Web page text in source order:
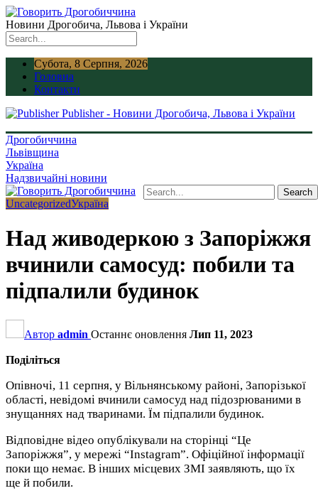
Новини Дрогобича, Львова і України
Субота, 8 Серпня, 2026
Головна
Контакти
Publisher - Новини Дрогобича, Львова і України
Дрогобиччина
Львівщина
Україна
Надзвичайні новини
UncategorizedУкраїна
Над живодеркою з Запоріжжя
вчинили самосуд: побили та
підпалили будинок
Автор admin Останнє оновлення Лип 11, 2023
Поділіться
Опівночі, 11 серпня, у Вільнянському районі, Запорізької
області, невідомі вчинили самосуд над підозрюваними в
знущаннях над тваринами. Їм підпалили будинок.
Відповідне відео опублікували на сторінці “Це
Запоріжжя”, у мережі “Instagram”. Офіційної інформації
поки що немає. В інших місцевих ЗМІ заявляють, що їх
ще й побили.